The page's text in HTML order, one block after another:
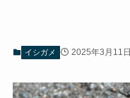
イシガメ 2025年3月11日